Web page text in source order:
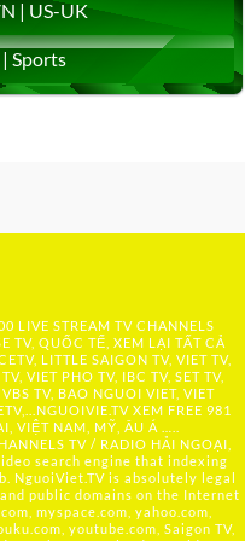
| US-UK
Sports
LIVE STREAM TV CHANNELS
TV, QUỐC TẾ, XEM LẠI TẤT CẢ
LITTLE SAIGON TV, VIET TV,
VIET PHO TV, IBC TV, SET TV,
TV, BAO NGUOI VIET, VIET
NGUOIVIE.TV XEM FREE 981
VIỆT NAM, MỸ, ÂU Á …..
TV / RADIO HẢI NGOẠI,
search engine that indexing
NguoiViet.TV is absolutely legal
public domains on the Internet
myspace.com, yahoo.com,
youtube.com, Saigon TV,